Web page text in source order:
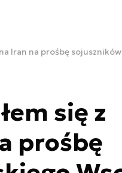
Iran na prośbę
się z
prośbę